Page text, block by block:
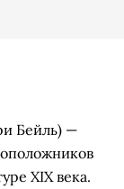
Бейль) —
XIX века.